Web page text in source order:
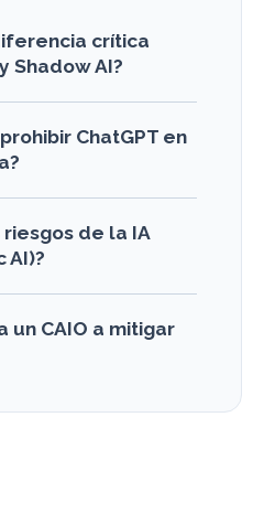
crítica
Shadow AI?
ChatGPT en
riesgos de la IA
AI)?
un CAIO a mitigar